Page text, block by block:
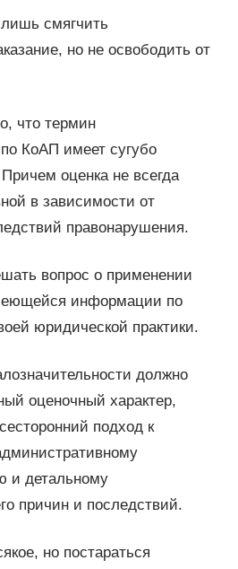
смягчить
но не освободить от
что термин
КоАП имеет сугубо
оценка не всегда
в зависимости от
правонарушения.
вопрос о применении
информации по
юридической практики.
должно
оценочный характер,
подход к
и детальному
причин и последствий.
но постараться